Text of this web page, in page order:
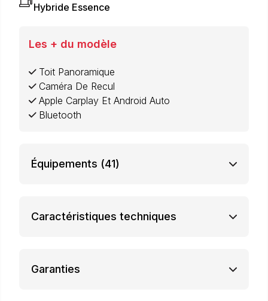
Hybride Essence
Les + du modèle
Toit Panoramique
Caméra De Recul
Apple Carplay Et Android Auto
Bluetooth
Équipements (41)
Caractéristiques techniques
Garanties